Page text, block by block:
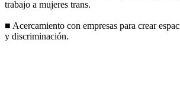
trabajo a mujeres trans.
■ Acercamiento con empresas para crear
y discriminación.